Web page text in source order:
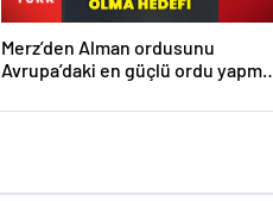
Merz’den Alman ordusunu
Avrupa’daki en güçlü ordu yapma